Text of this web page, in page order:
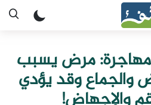
مرض يسبب
والجماع وقد يؤدي